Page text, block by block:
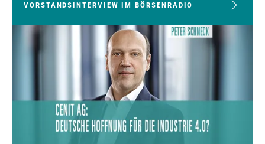
VORSTANDSINTERVIEW IM BÖRSENRADIO